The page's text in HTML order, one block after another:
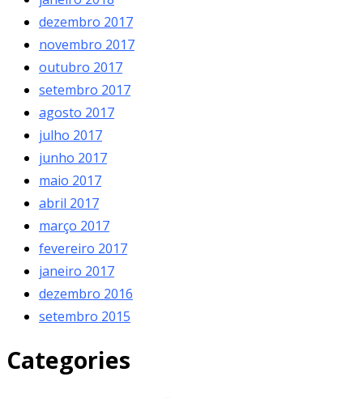
dezembro 2017
novembro 2017
outubro 2017
setembro 2017
agosto 2017
julho 2017
junho 2017
maio 2017
abril 2017
março 2017
fevereiro 2017
janeiro 2017
dezembro 2016
setembro 2015
Categories